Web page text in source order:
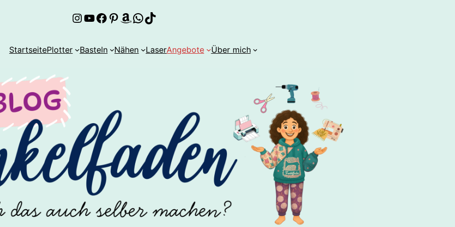
Instagram
YouTube
Facebook
Pinterest
Amazon
WhatsApp
TikTok
StartseitePlotter Basteln Nähen LaserAngebote Über mich